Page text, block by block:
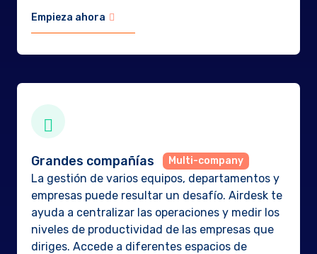
Empieza ahora
Grandes compañías
La gestión de varios equipos, departamentos y
empresas puede resultar un desafío. Airdesk te
ayuda a centralizar las operaciones y medir los
niveles de productividad de las empresas que
diriges. Accede a diferentes espacios de